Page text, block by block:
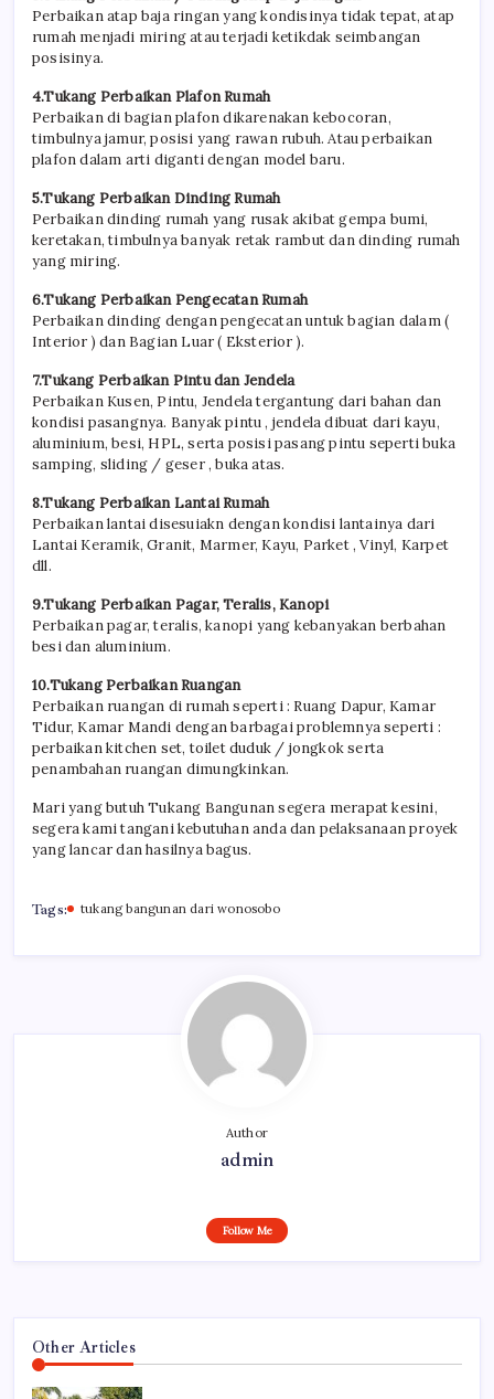
Perbaikan atap baja ringan yang kondisinya tidak tepat, atap
rumah menjadi miring atau terjadi ketikdak seimbangan
posisinya.
4.Tukang Perbaikan Plafon Rumah
Perbaikan di bagian plafon dikarenakan kebocoran,
timbulnya jamur, posisi yang rawan rubuh. Atau perbaikan
plafon dalam arti diganti dengan model baru.
5.Tukang Perbaikan Dinding Rumah
Perbaikan dinding rumah yang rusak akibat gempa bumi,
keretakan, timbulnya banyak retak rambut dan dinding rumah
yang miring.
6.Tukang Perbaikan Pengecatan Rumah
Perbaikan dinding dengan pengecatan untuk bagian dalam (
Interior ) dan Bagian Luar ( Eksterior ).
7.Tukang Perbaikan Pintu dan Jendela
Perbaikan Kusen, Pintu, Jendela tergantung dari bahan dan
kondisi pasangnya. Banyak pintu , jendela dibuat dari kayu,
aluminium, besi, HPL, serta posisi pasang pintu seperti buka
samping, sliding / geser , buka atas.
8.Tukang Perbaikan Lantai Rumah
Perbaikan lantai disesuiakn dengan kondisi lantainya dari
Lantai Keramik, Granit, Marmer, Kayu, Parket , Vinyl, Karpet
dll.
9.Tukang Perbaikan Pagar, Teralis, Kanopi
Perbaikan pagar, teralis, kanopi yang kebanyakan berbahan
besi dan aluminium.
10.Tukang Perbaikan Ruangan
Perbaikan ruangan di rumah seperti : Ruang Dapur, Kamar
Tidur, Kamar Mandi dengan barbagai problemnya seperti :
perbaikan kitchen set, toilet duduk / jongkok serta
penambahan ruangan dimungkinkan.
Mari yang butuh Tukang Bangunan segera merapat kesini,
segera kami tangani kebutuhan anda dan pelaksanaan proyek
yang lancar dan hasilnya bagus.
Tags: tukang bangunan dari wonosobo
Author
admin
Follow Me
Other Articles